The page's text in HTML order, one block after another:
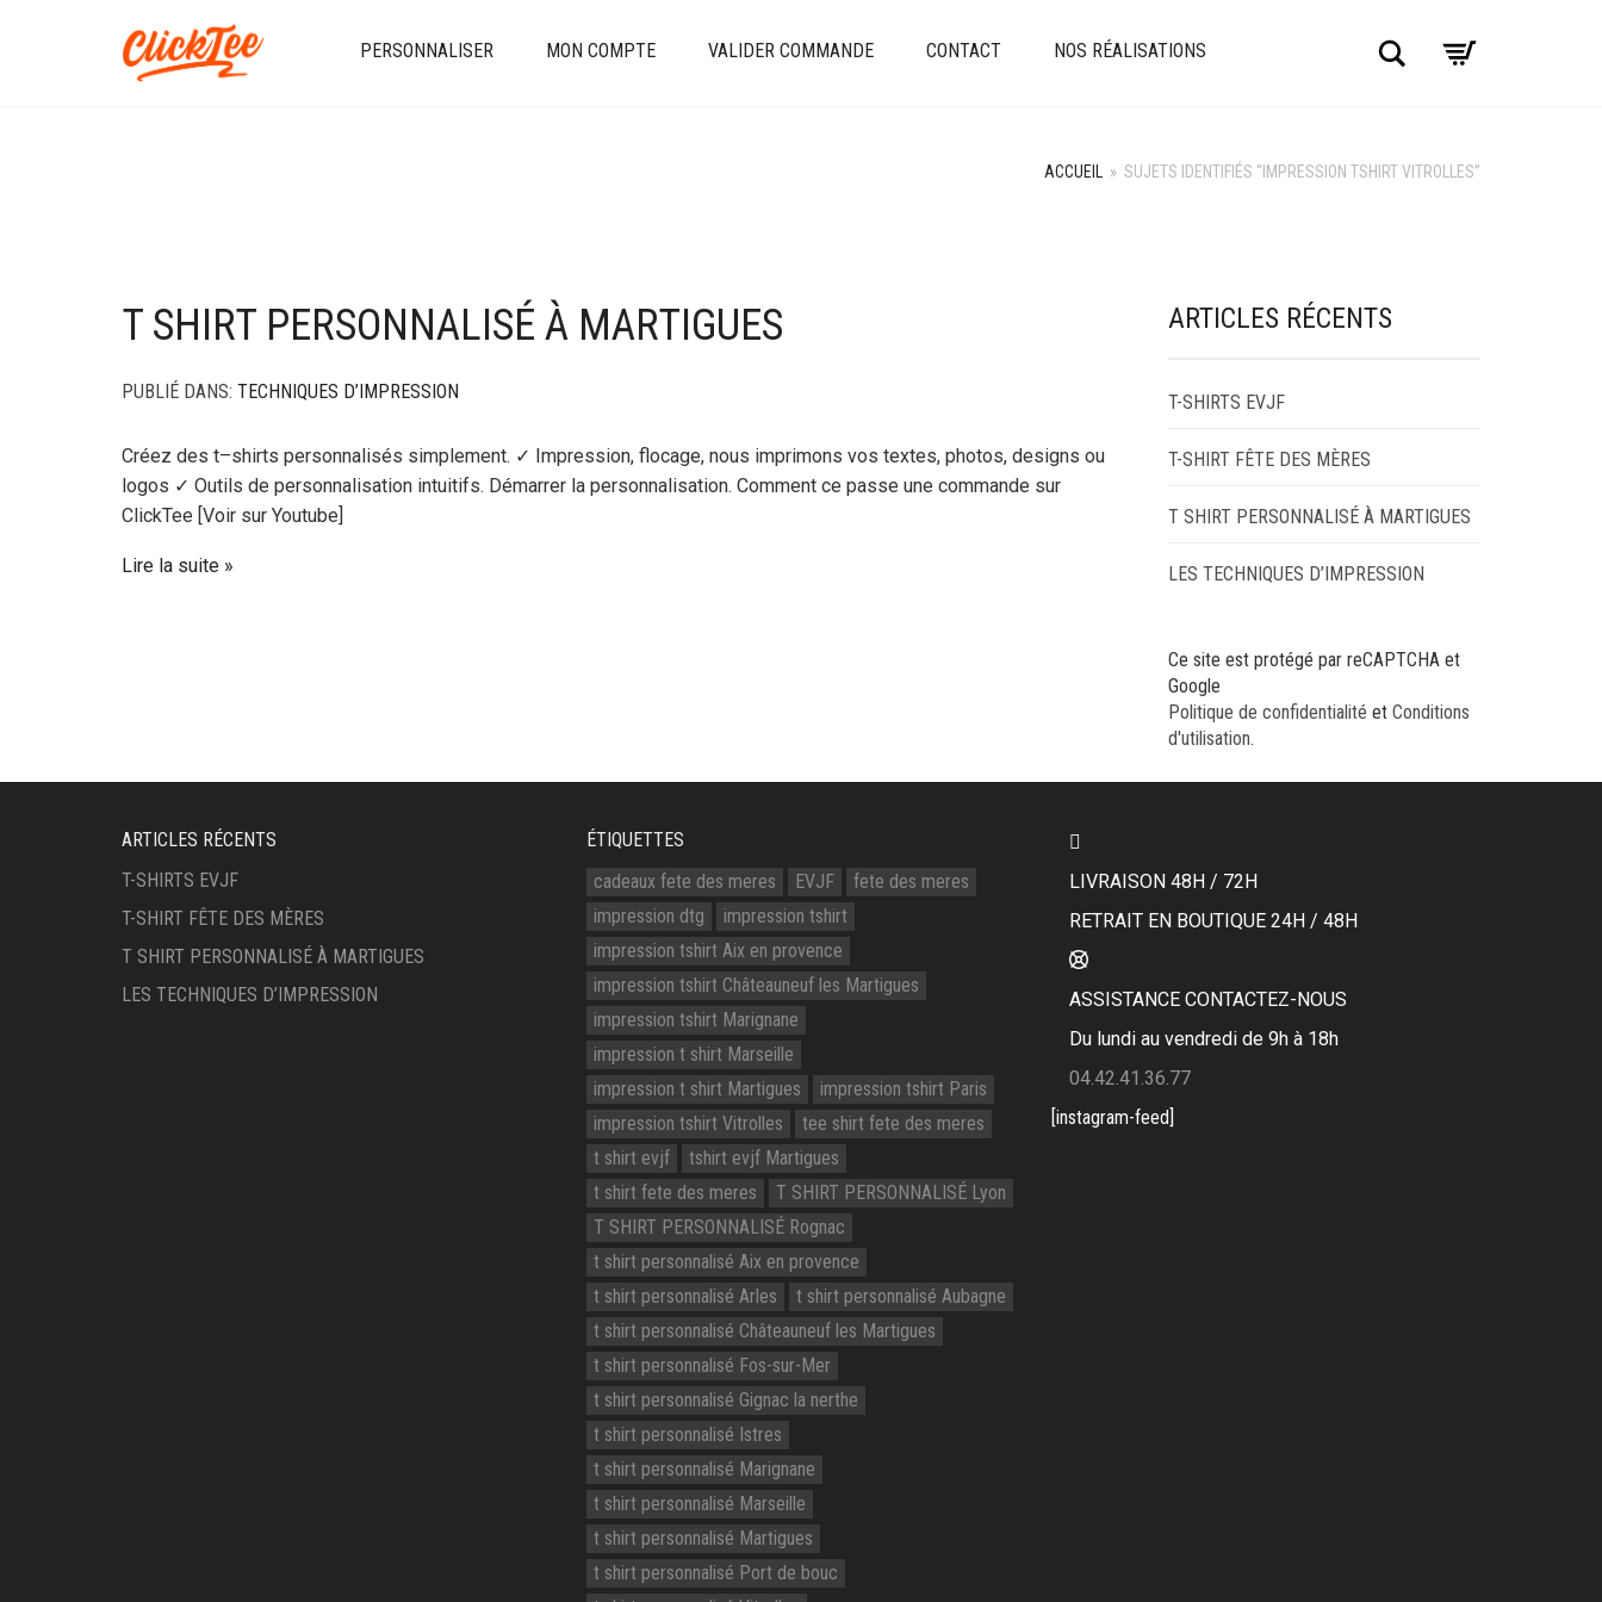
PERSONNALISER MON COMPTE VALIDER COMMANDE CONTACT NOS RÉALISATIONS Chercher
ACCUEIL » SUJETS IDENTIFIÉS “IMPRESSION TSHIRT VITROLLES”
T SHIRT PERSONNALISÉ À MARTIGUES
PUBLIÉ DANS: TECHNIQUES D’IMPRESSION
Créez des t–shirts personnalisés simplement. ✓ Impression, flocage, nous imprimons vos textes, photos, designs ou
logos ✓ Outils de personnalisation intuitifs. Démarrer la personnalisation. Comment ce passe une commande sur
ClickTee [Voir sur Youtube]
Lire la suite
ARTICLES RÉCENTS
T-SHIRTS EVJF
T-SHIRT FÊTE DES MÈRES
T SHIRT PERSONNALISÉ À MARTIGUES
LES TECHNIQUES D’IMPRESSION
Ce site est protégé par reCAPTCHA et
Google
Politique de confidentialité et Conditions
d'utilisation.
ARTICLES RÉCENTS
T-SHIRTS EVJF
T-SHIRT FÊTE DES MÈRES
T SHIRT PERSONNALISÉ À MARTIGUES
LES TECHNIQUES D’IMPRESSION
ÉTIQUETTES
cadeaux fete des meres
EVJF
fete des meres
impression dtg
impression tshirt
impression tshirt Aix en provence
impression tshirt Châteauneuf les Martigues
impression tshirt Marignane
impression t shirt Marseille
impression t shirt Martigues
impression tshirt Paris
impression tshirt Vitrolles
tee shirt fete des meres
t shirt evjf
tshirt evjf Martigues
t shirt fete des meres
T SHIRT PERSONNALISÉ Lyon
T SHIRT PERSONNALISÉ Rognac
t shirt personnalisé Aix en provence
t shirt personnalisé Arles
t shirt personnalisé Aubagne
t shirt personnalisé Châteauneuf les Martigues
t shirt personnalisé Fos-sur-Mer
t shirt personnalisé Gignac la nerthe
t shirt personnalisé Istres
t shirt personnalisé Marignane
t shirt personnalisé Marseille
t shirt personnalisé Martigues
t shirt personnalisé Port de bouc
LIVRAISON 48H / 72H
RETRAIT EN BOUTIQUE 24H / 48H
ASSISTANCE CONTACTEZ-NOUS
Du lundi au vendredi de 9h à 18h
04.42.41.36.77
[instagram-feed]